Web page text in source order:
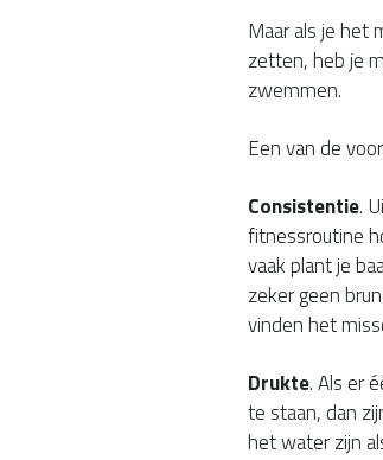
Maar als je het
zetten, heb je
zwemmen.
Een van de
Consistentie.
fitnessroutine
vaak plant je
zeker geen
vinden het
Drukte. Als er
te staan, dan
het water zijn